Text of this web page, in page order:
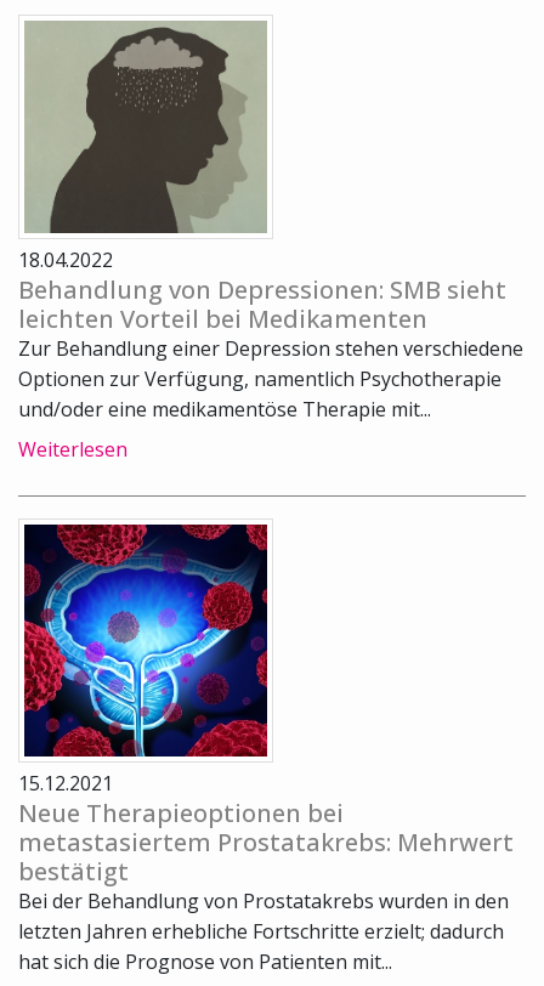
18.04.2022
Behandlung von Depressionen: SMB sieht
leichten Vorteil bei Medikamenten
Zur Behandlung einer Depression stehen verschiedene
Optionen zur Verfügung, namentlich Psychotherapie
und/oder eine medikamentöse Therapie mit...
Weiterlesen
15.12.2021
Neue Therapieoptionen bei
metastasiertem Prostatakrebs: Mehrwert
bestätigt
Bei der Behandlung von Prostatakrebs wurden in den
letzten Jahren erhebliche Fortschritte erzielt; dadurch
hat sich die Prognose von Patienten mit...